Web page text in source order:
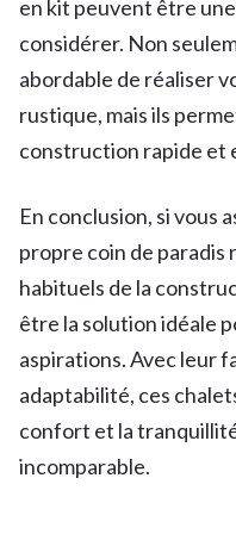
en kit peuvent être
considérer. Non
abordable de réaliser
rustique, mais ils
construction rapide et
En conclusion, si vous
propre coin de paradis
habituels de la
être la solution idéale
aspirations. Avec leur
adaptabilité, ces
confort et la
incomparable.